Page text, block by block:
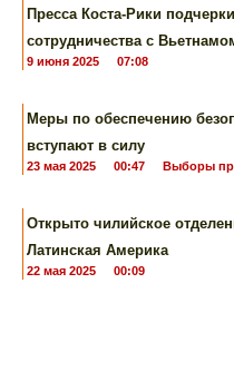
Пресса Коста-Рики
сотрудничества с
9 июня 2025 07:08
Меры по обеспечению
вступают в силу
23 мая 2025 00:47 Выборы
Открыто чилийское
Латинская Америка
22 мая 2025 00:09